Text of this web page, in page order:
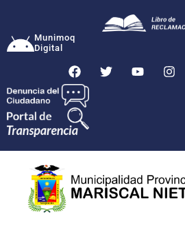
Munimoq
Digital